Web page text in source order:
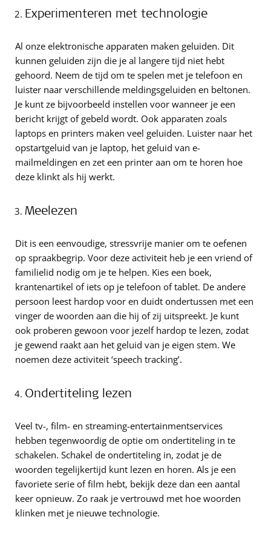
Experimenteren met technologie
Al onze elektronische apparaten maken geluiden. Dit
kunnen geluiden zijn die je al langere tijd niet hebt
gehoord. Neem de tijd om te spelen met je telefoon en
luister naar verschillende meldingsgeluiden en beltonen.
Je kunt ze bijvoorbeeld instellen voor wanneer je een
bericht krijgt of gebeld wordt. Ook apparaten zoals
laptops en printers maken veel geluiden. Luister naar het
opstartgeluid van je laptop, het geluid van e-
mailmeldingen en zet een printer aan om te horen hoe
deze klinkt als hij werkt.
Meelezen
Dit is een eenvoudige, stressvrije manier om te oefenen
op spraakbegrip. Voor deze activiteit heb je een vriend of
familielid nodig om je te helpen. Kies een boek,
krantenartikel of iets op je telefoon of tablet. De andere
persoon leest hardop voor en duidt ondertussen met een
vinger de woorden aan die hij of zij uitspreekt. Je kunt
ook proberen gewoon voor jezelf hardop te lezen, zodat
je gewend raakt aan het geluid van je eigen stem. We
noemen deze activiteit ‘speech tracking’.
Ondertiteling lezen
Veel tv-, film- en streaming-entertainmentservices
hebben tegenwoordig de optie om ondertiteling in te
schakelen. Schakel de ondertiteling in, zodat je de
woorden tegelijkertijd kunt lezen en horen. Als je een
favoriete serie of film hebt, bekijk deze dan een aantal
keer opnieuw. Zo raak je vertrouwd met hoe woorden
klinken met je nieuwe technologie.